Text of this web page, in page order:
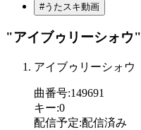
#うたスキ動画
"アイブゥリーシォウ"
アイブゥリーシォウ
曲番号:149691
キー:0
配信予定:配信済み